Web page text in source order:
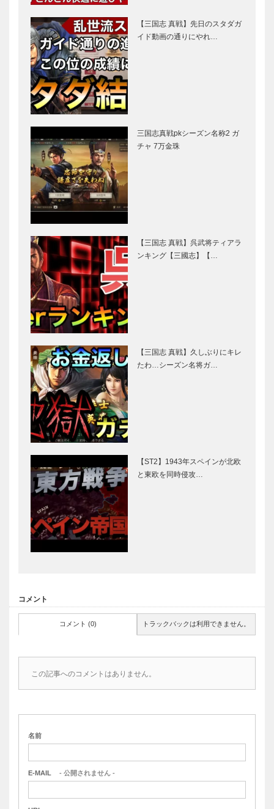
【三国志 真戦】先日のスタダガ
イド動画の通りにやれ…
三国志真戦pkシーズン名称2 ガ
チャ 7万金珠
【三国志 真戦】呉武将ティアラ
ンキング【三國志】【…
【三国志 真戦】久しぶりにキレ
たわ…シーズン名将ガ…
【ST2】1943年スペインが北欧
と東欧を同時侵攻…
コメント
コメント (0) トラックバックは利用できません。
この記事へのコメントはありません。
名前
E-MAIL - 公開されません -